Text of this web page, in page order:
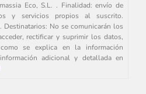
Eco, S.L. . Finalidad: envío de
y servicios propios al suscrito.
Destinatarios: No se comunicarán los
rectificar y suprimir los datos,
se explica en la información
adicional y detallada en